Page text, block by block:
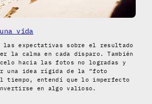
vida
expectativas sobre el resultado
la calma en cada disparo. También
hacia las fotos no logradas y
una idea rígida de la “foto
tiempo, entendí que lo imperfecto
en algo valioso.